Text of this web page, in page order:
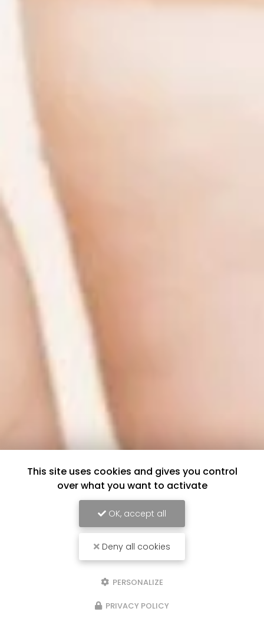
This site uses cookies and gives you control
over what you want to activate
OK, accept all
Deny all cookies
PERSONALIZE
PRIVACY POLICY